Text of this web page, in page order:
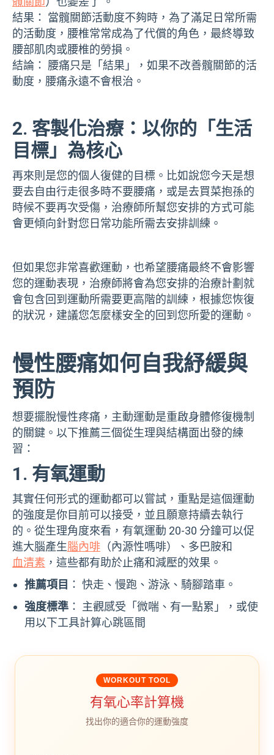
結果： 當髖關節活動度不夠時，為了滿足日常所需
的活動度，腰椎常常成為了代償的角色，最終導致
腰部肌肉或腰椎的勞損。
結論： 腰痛只是「結果」，如果不改善髖關節的活
動度，腰痛永遠不會根治。
2. 客製化治療：以你的「生活
目標」為核心
再來則是您的個人復健的目標。比如說您今天是想
要去自由行走很多時不要腰痛，或是去買菜抱孫的
時候不要再次受傷，治療師所幫您安排的方式可能
會更傾向針對您日常功能所需去安排訓練。
但如果您非常喜歡運動，也希望腰痛最終不會影響
您的運動表現，治療師將會為您安排的治療計劃就
會包含回到運動所需要更高階的訓練，根據您恢復
的狀況，建議您怎麼樣安全的回到您所愛的運動。
慢性腰痛如何自我紓緩與
預防
想要擺脫慢性疼痛，主動運動是重啟身體修復機制
的關鍵。以下推薦三個從生理與結構面出發的練
習：
1. 有氧運動
其實任何形式的運動都可以嘗試，重點是這個運動
的強度是你目前可以接受，並且願意持續去執行
的。從生理角度來看，有氧運動 20-30 分鐘可以促
進大腦產生腦內啡 （內源性嗎啡）、多巴胺和
血清素 ，這些都有助於止痛和減壓的效果。
推薦項目 ： 快走、慢跑、游泳、騎腳踏車。
強度標準 ： 主觀感受「微喘、有一點累」，或使
用以下工具計算心跳區間
WORKOUT TOOL
有氧心率計算機
找出你的適合你的運動強度